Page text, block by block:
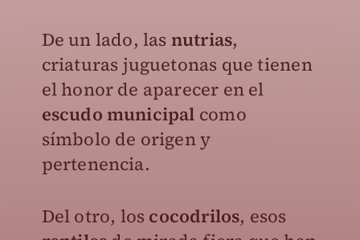
De un lado, las nutrias,
criaturas juguetonas que tienen
el honor de aparecer en el
escudo municipal como
símbolo de origen y
pertenencia.
Del otro, los cocodrilos, esos